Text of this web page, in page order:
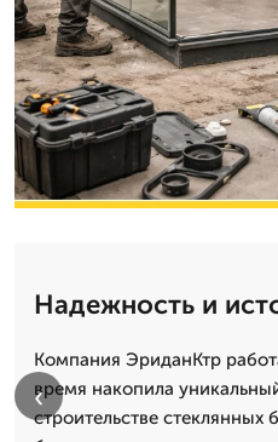
Надежность и
Компания ЭриданКтр
время накопила
строительстве стеклянных
‹